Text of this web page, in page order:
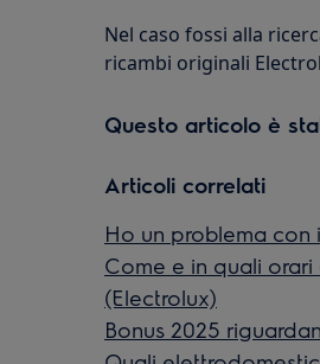
Nel caso fossi alla
ricambi originali
Questo articolo è
Articoli correlati
Ho un problema
Come e in quali
(Electrolux)
Bonus 2025